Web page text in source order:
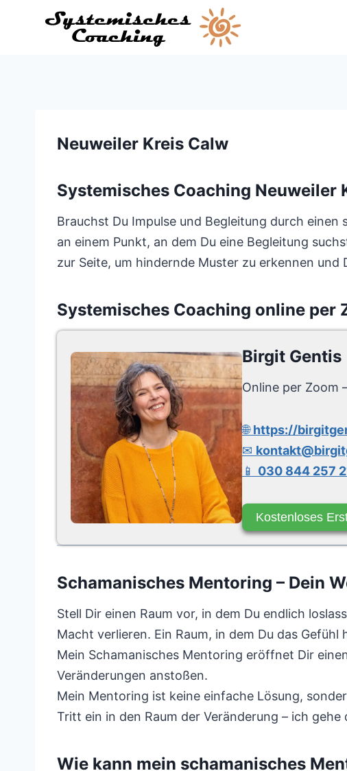
Neuweiler Kreis Calw
Systemisches Coaching Neuweiler
Brauchst Du Impulse und Begleitung durch
an einem Punkt, an dem Du eine Begleitung
zur Seite, um hindernde Muster zu erkennen und
Systemisches Coaching online per
Birgit Gentis
Online per Zoom
🌐https://
✉
📱 030 844 257
Kostenloses
Schamanisches Mentoring – Dein
Stell Dir einen Raum vor, in dem Du endlich
Macht verlieren. Ein Raum, in dem Du das
Mein Schamanisches Mentoring eröffnet Dir
Veränderungen anstoßen.
Mein Mentoring ist keine einfache Lösung,
Tritt ein in den Raum der Veränderung – ich
Wie kann mein schamanisches